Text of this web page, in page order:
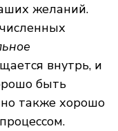
желаний.
внутрь, и
быть
также хорошо